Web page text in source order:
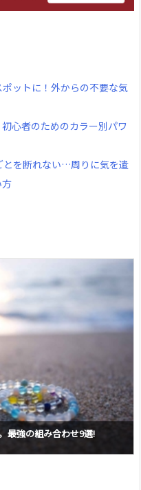
ポットに！外からの不要な気
心者のためのカラー別パワ
とを断れない…周りに気を遣
最強の組み合わせ9選!